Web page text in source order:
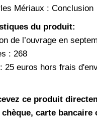
Mériaux : Conclusion
du produit:
de l’ouvrage en
: 268
25 euros hors frais
ce produit
chèque, carte bancaire